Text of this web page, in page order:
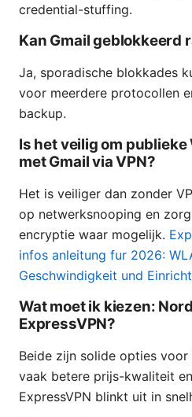
credential-stuffing.
Kan Gmail geblokkeerd
Ja, sporadische blokkades
voor meerdere protocollen
backup.
Is het veilig om
met Gmail via VPN?
Het is veiliger dan zonder
op netwerksnooping en
encryptie waar mogelijk.
infos anleitung fur 2026:
Geschwindigkeit und
Wat moet ik kiezen:
ExpressVPN?
Beide zijn solide opties
vaak betere prijs-kwaliteit
ExpressVPN blinkt uit in